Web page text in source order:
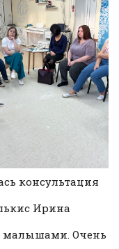
консультация
Ирина
малышами. Очень